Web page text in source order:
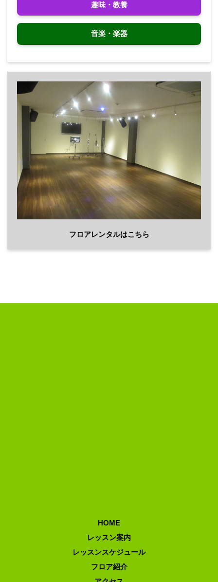
趣味・教養
音楽・楽器
フロアレンタルはこちら
HOME
レッスン案内
レッスンスケジュール
フロア紹介